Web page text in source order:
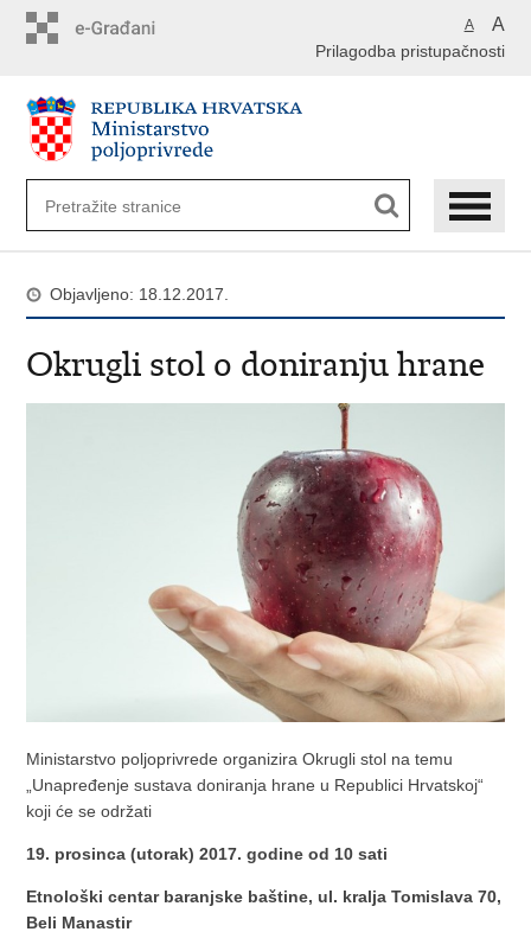
A A
Prilagodba pristupačnosti
Objavljeno: 18.12.2017.
Okrugli stol o doniranju hrane
Ministarstvo poljoprivrede organizira Okrugli stol na temu
„Unapređenje sustava doniranja hrane u Republici Hrvatskoj“
koji će se održati
19. prosinca (utorak) 2017. godine od 10 sati
Etnološki centar baranjske baštine, ul. kralja Tomislava 70,
Beli Manastir